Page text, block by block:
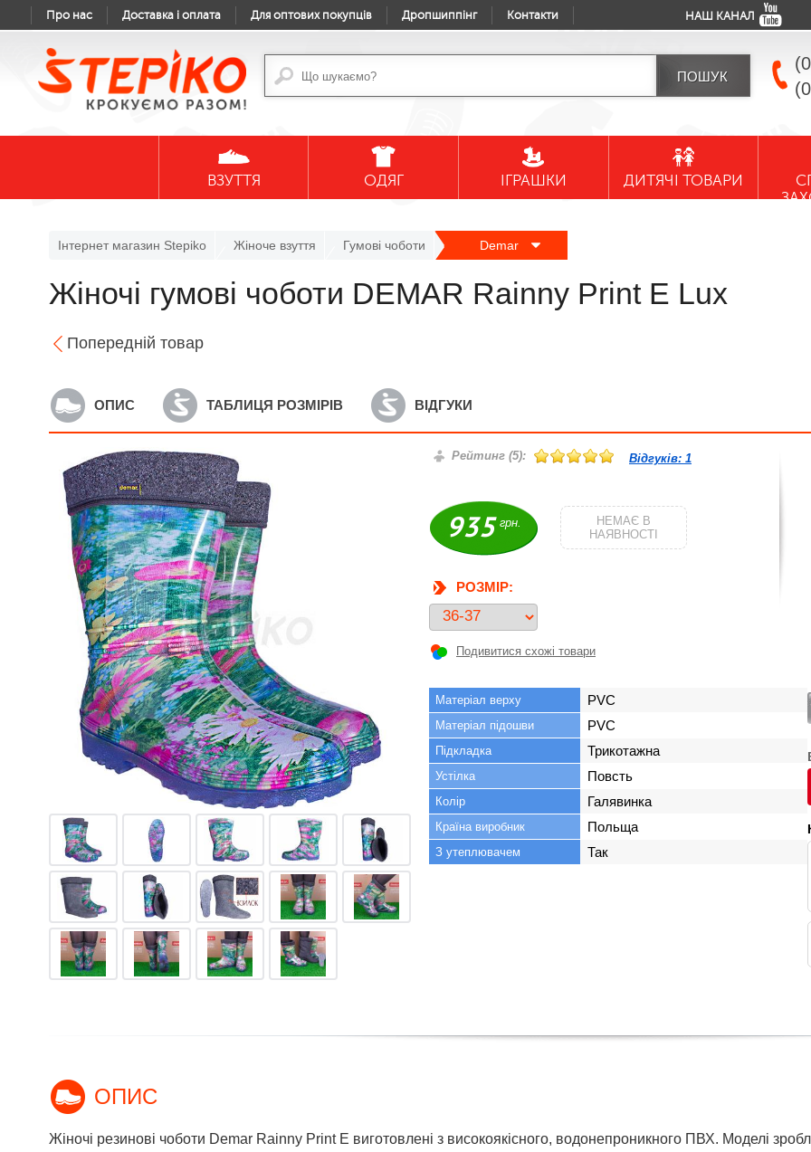
Про нас Доставка і оплата Для оптових покупців Дропшиппінг Контакти НАШ КАНАЛ
ВЗУТТЯ ОДЯГ ІГРАШКИ ДИТЯЧІ ТОВАРИ
Інтернет магазин Stepiko Жіноче взуття Гумові чоботи Demar
Жіночі гумові чоботи DEMAR Rainny Print E Lux
Попередній товар
ОПИС ТАБЛИЦЯ РОЗМІРІВ ВІДГУКИ
Рейтинг (5): Відгуків: 1
935 грн.
НЕМАЄ В
НАЯВНОСТІ
РОЗМІР:
Подивитися схожі товари
Матеріал верху PVC
Матеріал підошви PVC
Підкладка Трикотажна
Устілка Повсть
Колір Галявинка
Країна виробник Польща
З утеплювачем Так
ОПИС
Жіночі резинові чоботи Demar Rainny Print Е виготовлені з високоякісного, водонепроникного ПВХ. Моделі